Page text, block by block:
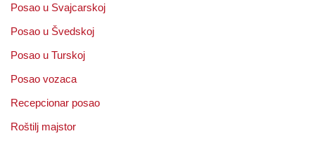
Posao u Svajcarskoj
Posao u Švedskoj
Posao u Turskoj
Posao vozaca
Recepcionar posao
Roštilj majstor